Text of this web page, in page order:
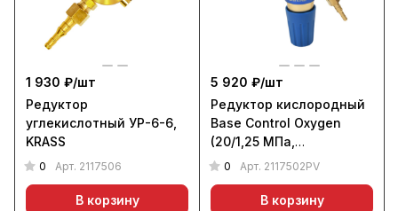
1 930 ₽/шт
Редуктор
углекислотный УР-6-6,
KRASS
0 Арт. 2117506
В корзину
5 920 ₽/шт
Редуктор кислородный
Base Control Oxygen
(20/1,25 МПа,
поверенный), KRASS
0 Арт. 2117502PV
В корзину